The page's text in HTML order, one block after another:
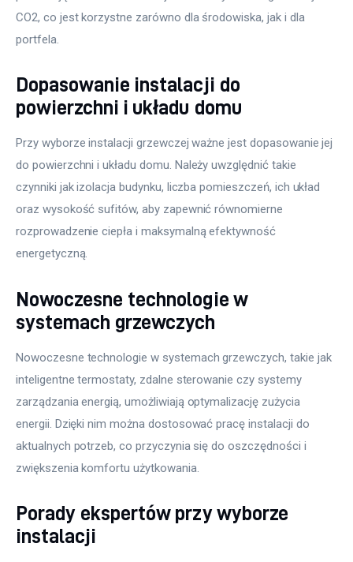
CO2, co jest korzystne zarówno dla środowiska, jak i dla
portfela.
Dopasowanie instalacji do
powierzchni i układu domu
Przy wyborze instalacji grzewczej ważne jest dopasowanie jej
do powierzchni i układu domu. Należy uwzględnić takie
czynniki jak izolacja budynku, liczba pomieszczeń, ich układ
oraz wysokość sufitów, aby zapewnić równomierne
rozprowadzenie ciepła i maksymalną efektywność
energetyczną.
Nowoczesne technologie w
systemach grzewczych
Nowoczesne technologie w systemach grzewczych, takie jak
inteligentne termostaty, zdalne sterowanie czy systemy
zarządzania energią, umożliwiają optymalizację zużycia
energii. Dzięki nim można dostosować pracę instalacji do
aktualnych potrzeb, co przyczynia się do oszczędności i
zwiększenia komfortu użytkowania.
Porady ekspertów przy wyborze
instalacji